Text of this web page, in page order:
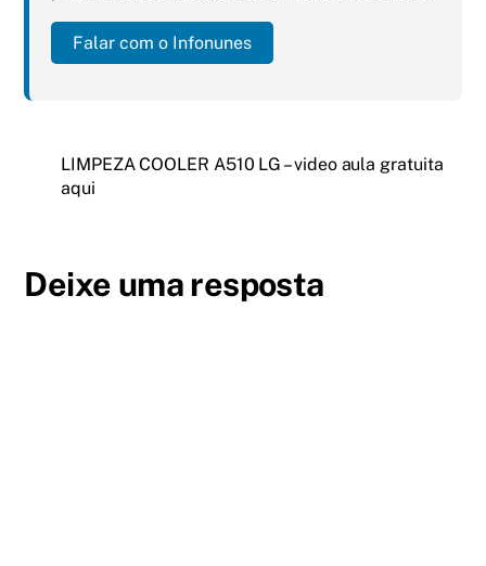
Falar com o Infonunes
LIMPEZA COOLER A510 LG – video aula gratuita
aqui
Deixe uma resposta